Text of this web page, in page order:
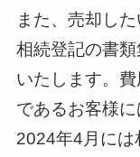
また、売却し
相続登記の書
いたします。
であるお客様に
2024年4月には